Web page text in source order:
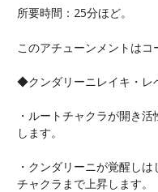
所要時間：25分ほど。
このアチューンメントはコ
◆クンダリーニレイキ・レ
・ルートチャクラが開き
します。
・クンダリーニが覚醒し
チャクラまで上昇します。